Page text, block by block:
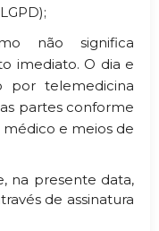
não significa
imediato. O dia e
por telemedicina
partes conforme
e meios de
na presente data,
de assinatura